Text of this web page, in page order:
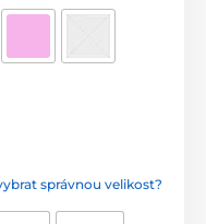
správnou velikost?